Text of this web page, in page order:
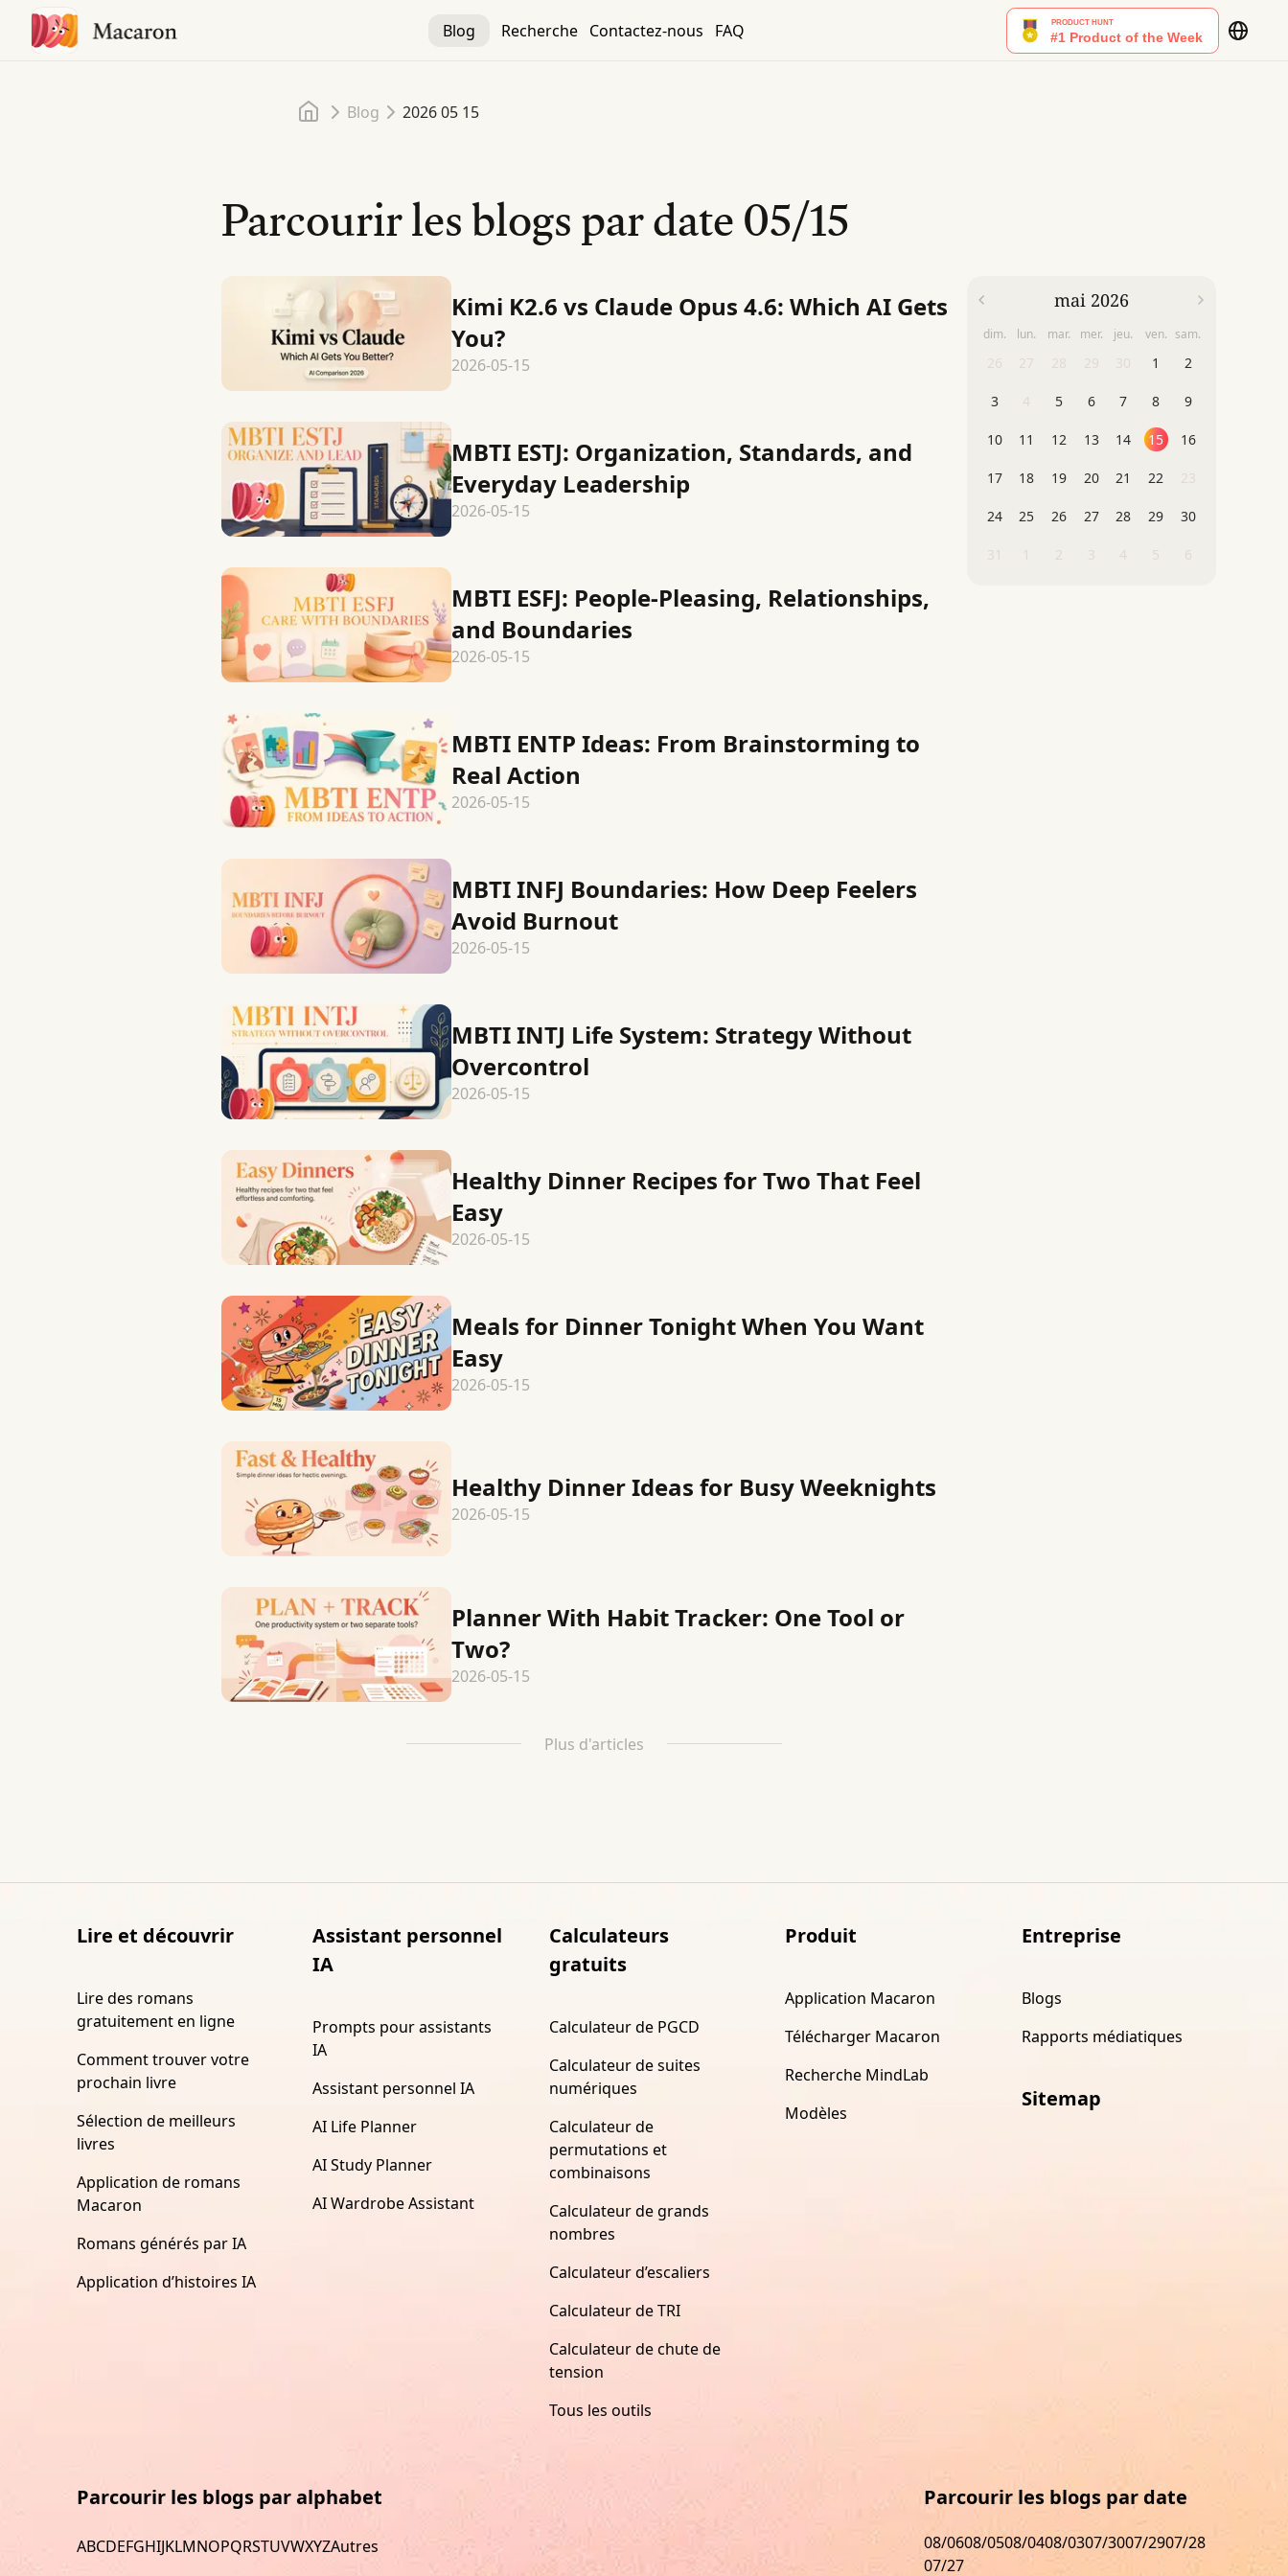
Blog Recherche Contactez-nous FAQ
Accueil
Blog 2026 05 15
Parcourir les blogs par date05/15
Kimi K2.6 vs Claude Opus 4.6: Which AI Gets
You?
2026-05-15
MBTI ESTJ: Organization, Standards, and
Everyday Leadership
2026-05-15
MBTI ESFJ: People-Pleasing, Relationships,
and Boundaries
2026-05-15
MBTI ENTP Ideas: From Brainstorming to
Real Action
2026-05-15
MBTI INFJ Boundaries: How Deep Feelers
Avoid Burnout
2026-05-15
MBTI INTJ Life System: Strategy Without
Overcontrol
2026-05-15
Healthy Dinner Recipes for Two That Feel
Easy
2026-05-15
Meals for Dinner Tonight When You Want
Easy
2026-05-15
Healthy Dinner Ideas for Busy Weeknights
2026-05-15
Planner With Habit Tracker: One Tool or
Two?
2026-05-15
Plus d'articles
mai 2026
dim. lun. mar. mer. jeu. ven. sam.
1 2
3 5 6 7 8 9
10 11 12 13 14 15 16
17 18 19 20 21 22
24 25 26 27 28 29 30
Lire et découvrir
Lire des romans
gratuitement en ligne
Comment trouver votre
prochain livre
Sélection de meilleurs
livres
Application de romans
Macaron
Romans générés par IA
Application d’histoires IA
Assistant personnel
IA
Prompts pour assistants
IA
Assistant personnel IA
AI Life Planner
AI Study Planner
AI Wardrobe Assistant
Calculateurs
gratuits
Calculateur de PGCD
Calculateur de suites
numériques
Calculateur de
permutations et
combinaisons
Calculateur de grands
nombres
Calculateur d’escaliers
Calculateur de TRI
Calculateur de chute de
tension
Tous les outils
Produit
Application Macaron
Télécharger Macaron
Recherche MindLab
Modèles
Entreprise
Blogs
Rapports médiatiques
Sitemap
Parcourir les blogs par alphabet
ABCDEFGHIJKLMNOPQRSTUVWXYZAutres
Parcourir les blogs par date
08/0608/0508/0408/0307/3007/2907/28
07/27